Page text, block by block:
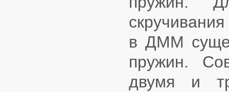
в ДММ
пружин.
двумя и